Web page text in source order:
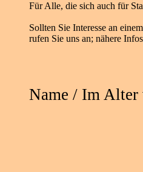
Für Alle, die sich auch für
Sollten Sie Interesse an
rufen Sie uns an; nähere
Name / Im Alter